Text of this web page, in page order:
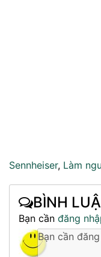
Sennheiser, Làm
BÌNH
Bạn cần đăng